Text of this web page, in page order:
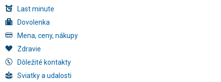
Last minute
Dovolenka
Mena, ceny, nákupy
Zdravie
Dôležité kontakty
Sviatky a udalosti